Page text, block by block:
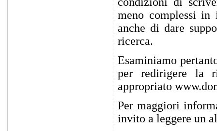
meno complessi
anche di dare
ricerca.
Esaminiamo
per redirigere la
appropriato
Per maggiori
invito a leggere un